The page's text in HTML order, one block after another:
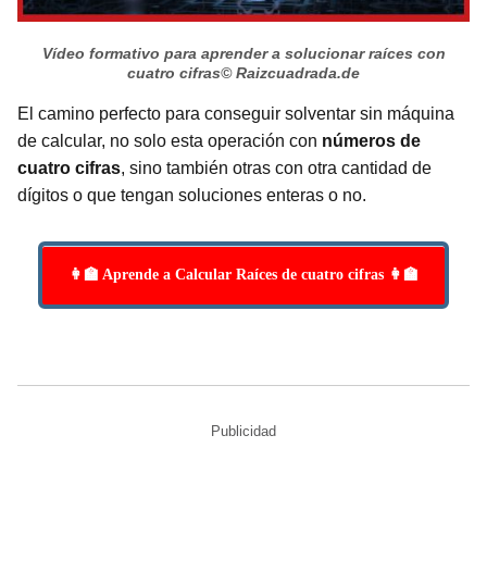
Vídeo formativo para aprender a solucionar raíces con
cuatro cifras© Raizcuadrada.de
El camino perfecto para conseguir solventar sin máquina
de calcular, no solo esta operación con números de
cuatro cifras, sino también otras con otra cantidad de
dígitos o que tengan soluciones enteras o no.
👩‍🏫 Aprende a Calcular Raíces de cuatro cifras 👩‍🏫
Publicidad